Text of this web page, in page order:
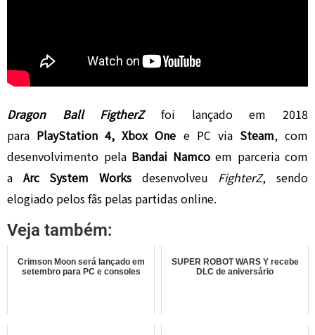
Dragon Ball FigtherZfoi lançado em 2018
para PlayStation 4, Xbox One e PC viaSteam, com
desenvolvimento pelaBandai Namcoem parceria com
a Arc System Works desenvolveu FighterZ, sendo
elogiado pelos fãs pelas partidas online.
Veja também:
Crimson Moon será lançado em
setembro para PC e consoles
SUPER ROBOT WARS Y recebe
DLC de aniversário